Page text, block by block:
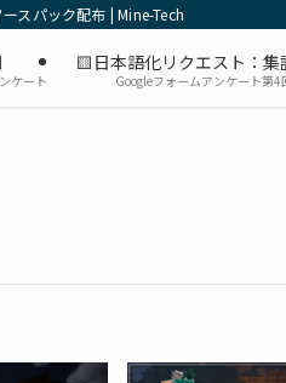
スパック配布 | Mine-Tech
ケート
🟨日本語化リクエスト：集
Googleフォームアンケート第4